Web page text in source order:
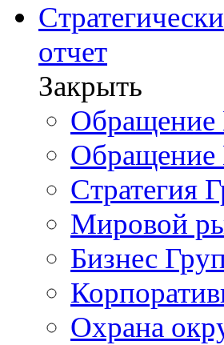
отчет
Закрыть
Обращение
Обращение
Стратегия
Мировой
Бизнес
Охрана